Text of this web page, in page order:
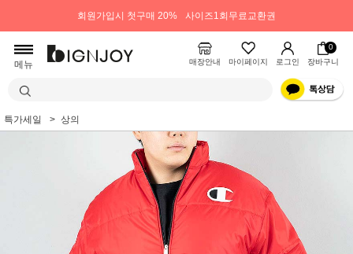
회원가입시 첫구매 20% 사이즈1회무료교환권
메뉴 매장안내 마이페이지 로그인
0
장바구니
특가세일 상의